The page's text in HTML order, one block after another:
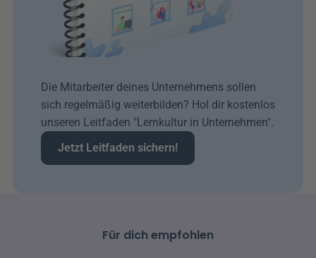
Die Mitarbeiter deines Unternehmens sollen
sich regelmäßig weiterbilden? Hol dir kostenlos
Jetzt Leitfaden sichern!
Für dich empfohlen